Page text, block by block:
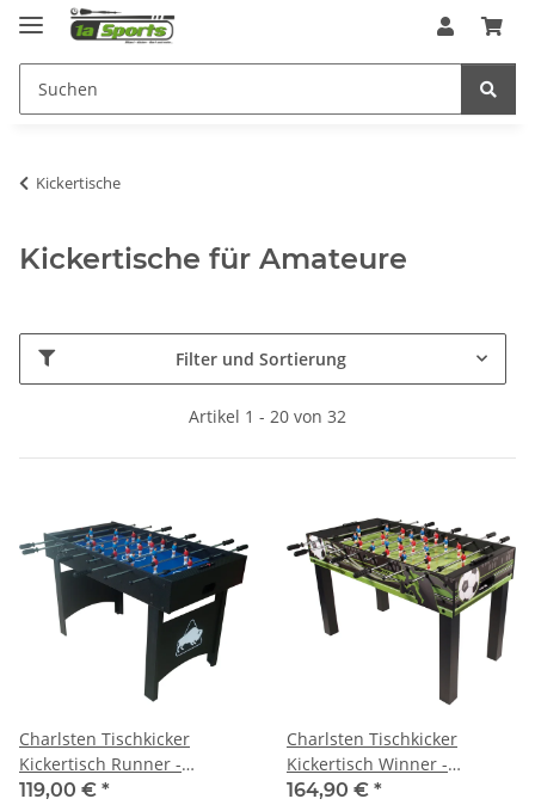
Kickertische
Kickertische für Amateure
Filter und Sortierung
Artikel 1 - 20 von 32
Charlsten Tischkicker
Kickertisch Runner -
Kompakte Größe und
119,00 € *
Charlsten Tischkicker
Kickertisch Winner -
Sportlich, ideal für Kinder
164,90 € *